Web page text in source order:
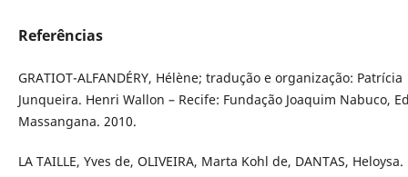
Referências
GRATIOT-ALFANDÉRY, Hélène; tradução e organização: Patrícia
Junqueira. Henri Wallon – Recife: Fundação Joaquim Nabuco,
Massangana. 2010.
LA TAILLE, Yves de, OLIVEIRA, Marta Kohl de, DANTAS, Heloysa.